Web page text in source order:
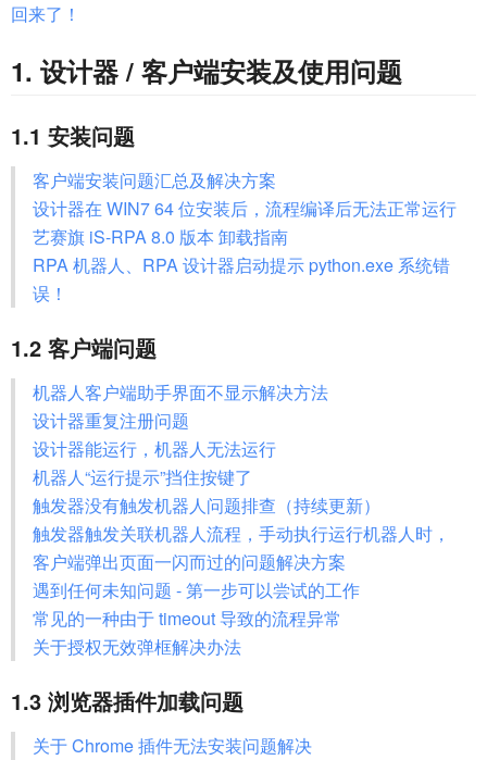
回来了！
1. 设计器 / 客户端安装及使用问题
1.1 安装问题
客户端安装问题汇总及解决方案
设计器在 WIN7 64 位安装后，流程编译后无法正常运行
艺赛旗 iS-RPA 8.0 版本 卸载指南
RPA 机器人、RPA 设计器启动提示 python.exe 系统错
误！
1.2 客户端问题
机器人客户端助手界面不显示解决方法
设计器重复注册问题
设计器能运行，机器人无法运行
机器人“运行提示”挡住按键了
触发器没有触发机器人问题排查（持续更新）
触发器触发关联机器人流程，手动执行运行机器人时，
客户端弹出页面一闪而过的问题解决方案
遇到任何未知问题 - 第一步可以尝试的工作
常见的一种由于 timeout 导致的流程异常
关于授权无效弹框解决办法
1.3 浏览器插件加载问题
关于 Chrome 插件无法安装问题解决